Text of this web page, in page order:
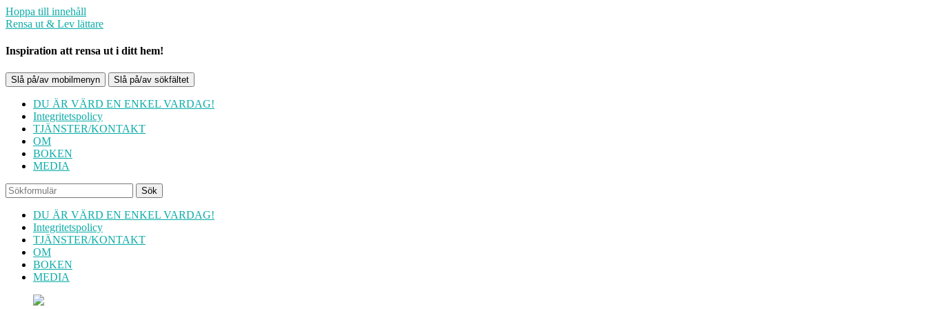
Hoppa till innehåll
Rensa ut & Lev lättare
Inspiration att rensa ut i ditt hem!
Slå på/av mobilmenyn Slå på/av sökfältet
DU ÄR VÄRD EN ENKEL VARDAG!
Integritetspolicy
TJÄNSTER/KONTAKT
OM
BOKEN
MEDIA
Sök
DU ÄR VÄRD EN ENKEL VARDAG!
Integritetspolicy
TJÄNSTER/KONTAKT
OM
BOKEN
MEDIA